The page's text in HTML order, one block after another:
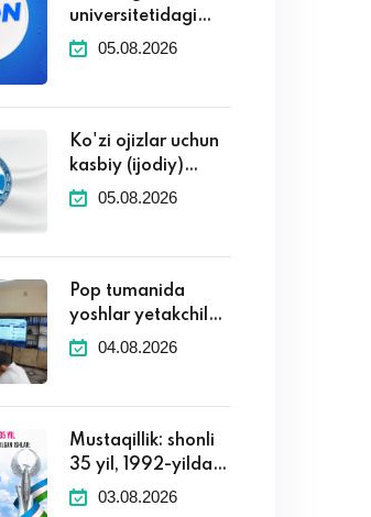
universitetidagi
kafedralaridagi
05.08.2026
Ko'zi ojizlar uchun
kasbiy (ijodiy)
imtihonlar natijalari
05.08.2026
Pop tumanida
yoshlar yetakchilari
uchun seminar
04.08.2026
Mustaqillik: shonli
35 yil, 1992-yilda
amalga oshirilgan
03.08.2026